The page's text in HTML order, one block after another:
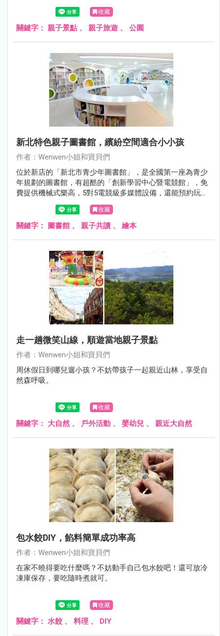
的磨石溜滑梯及攀爬架～搖身一變成為充滿日式復古風情的
挑戰型溜滑梯~增設小小孩的溜滑梯、以及搖搖馬、吊床、
新款翹翹板，加上草地上鮮紅的小火車頭和車廂， 真的是好
收藏
關鍵字： 親子景點 、 親子旅遊 、 公園
新北特色親子圖書館，繽紛空間適合小小孩
作者：Wenwen小姐和寶貝們
位於新店的「新北市青少年圖書館」，是全國第一座為青少
年規劃的圖書館，有超酷的「創新學習中心暨電競館」，免
費提供機械式樂高，5對5電競級多媒體設備，還能預約玩
Switch！不定期舉辦科技類創新學習課程，還有適合小組做
報告的「互動討論區」、半戶外「街舞區」。四樓舒適的親
子共讀區，繽紛的空間，藏著圓形的秘密基地，也是適合兒
周末行程。
收藏
關鍵字： 圖書館 、 親子共讀 、 繪本
走一趟微笑山線，順遊當地親子景點
作者：Wenwen小姐和寶貝們
周休假日到哪兒遛小孩？不妨帶孩子一起親近山林，享受自
然森呼吸。
收藏
關鍵字： 大自然 、 戶外活動 、 嬰幼兒 、 親近大自然
包水餃DIY，餡料簡單成功率高
作者：Wenwen小姐和寶貝們
在家不曉得要吃什麼嗎？不妨動手自己包水餃吧！還可放冷
凍庫保存，要吃隨時煮就可。
收藏
關鍵字： 水餃 、 料理 、 DIY